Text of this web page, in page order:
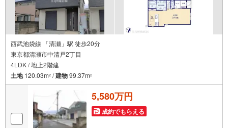
西武池袋線 「清瀬」駅 徒歩20分
東京都清瀬市中清戸2丁目
4LDK / 地上2階建
土地120.03m2 /建物99.37m2
5,580万円
成約でもらえる